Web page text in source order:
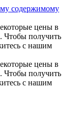
содержимому
цены в
Чтобы получить
с нашим
цены в
Чтобы получить
с нашим